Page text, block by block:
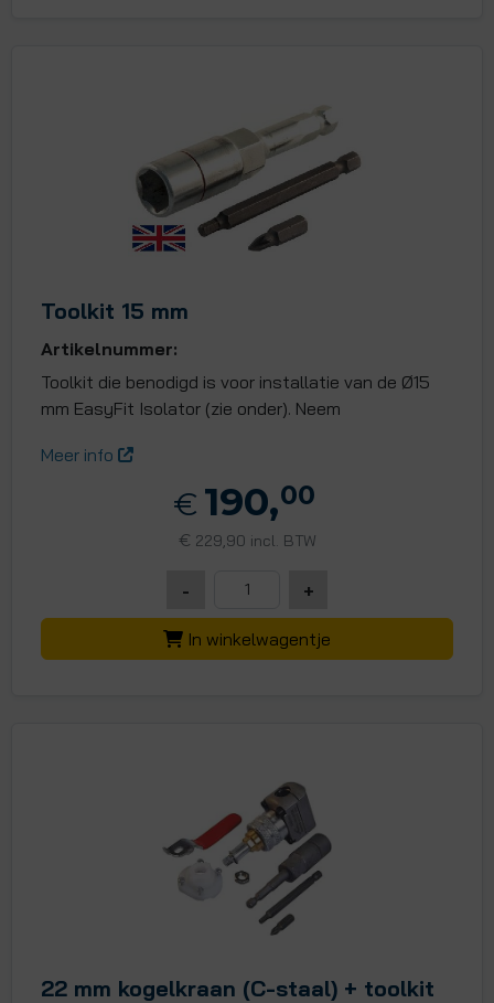
Toolkit 15 mm
Artikelnummer:
Toolkit die benodigd is voor installatie van de Ø15
mm EasyFit Isolator (zie onder). Neem
Meer info
€ 190,00
€ 229,90 incl. BTW
- +
In winkelwagentje
22 mm kogelkraan (C-staal) + toolkit